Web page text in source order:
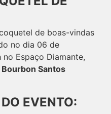
de boas-vindas
no dia 06 de
Espaço Diamante,
Santos
EVENTO: